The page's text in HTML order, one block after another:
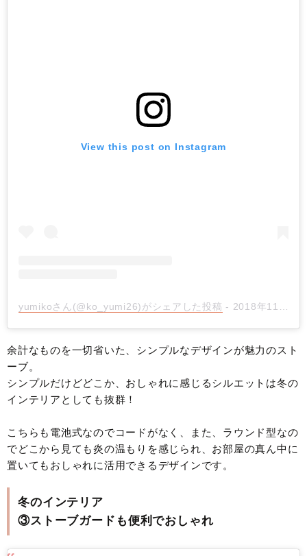
View this post on Instagram
yumikoさん(@ko_yumi26)がシェアした投稿 - 2018年11月月22日午前2時03分PST
余計なものを一切省いた、シンプルなデザインが魅力のスト
ーブ。
シンプルだけどどこか、おしゃれに感じるシルエットは冬の
インテリアとしても抜群！
こちらも電池式なのでコードがなく、また、ラウンド型なの
でどこから見ても炎の温もりを感じられ、お部屋の真ん中に
置いてもおしゃれに活用できるデザインです。
冬のインテリア
③ストーブガードも便利でおしゃれ